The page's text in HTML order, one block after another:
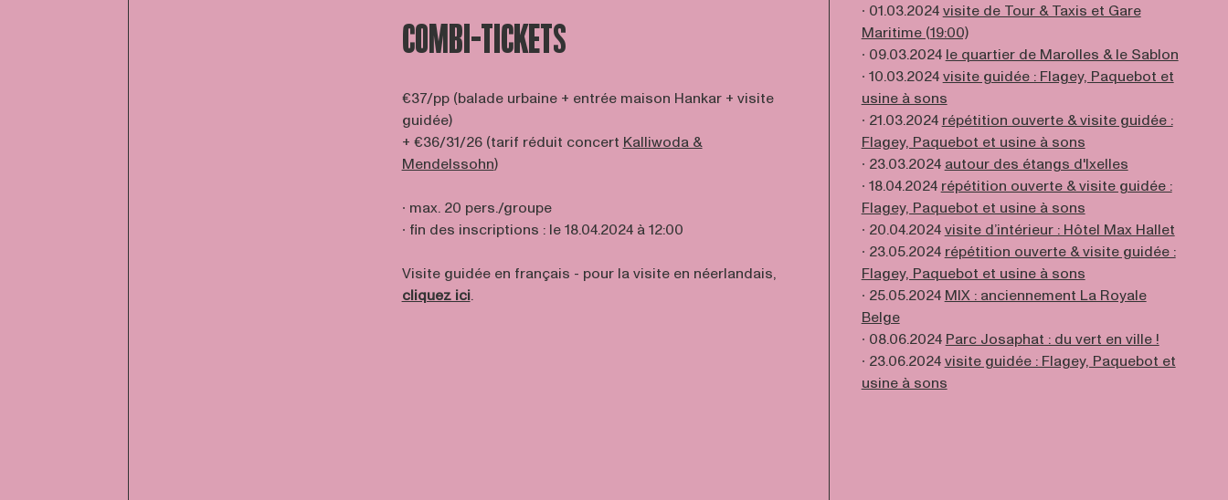
COMBI-TICKETS
€37/pp (balade urbaine + entrée maison Hankar + visite
guidée)
+ €36/31/26 (tarif réduit concert Kalliwoda &
Mendelssohn)
∙ max. 20 pers./groupe
∙ fin des inscriptions : le 18.04.2024 à 12:00
Visite guidée en français - pour la visite en néerlandais,
cliquez ici.
∙ 01.03.2024visite de Tour & Taxis et Gare
Maritime (19:00)
∙ 09.03.2024 le quartier de Marolles & le Sablon
∙ 10.03.2024visite guidée : Flagey, Paquebot et
usine à sons
∙ 21.03.2024 répétition ouverte & visite guidée :
Flagey, Paquebot et usine à sons
∙ 23.03.2024 autour des étangs d'Ixelles
∙ 18.04.2024 répétition ouverte & visite guidée :
Flagey, Paquebot et usine à sons
∙ 20.04.2024visite d’intérieur : Hôtel Max Hallet
∙ 23.05.2024 répétition ouverte & visite guidée :
Flagey, Paquebot et usine à sons
∙ 25.05.2024 MIX : anciennement La Royale
Belge
∙ 08.06.2024 Parc Josaphat : du vert en ville !
∙ 23.06.2024visite guidée : Flagey, Paquebot et
usine à sons